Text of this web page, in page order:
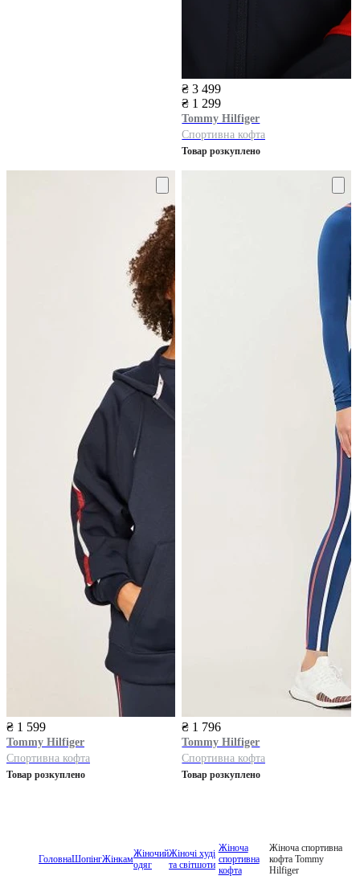
₴ 3 499
₴ 1 299
Tommy Hilfiger
Спортивна кофта
Товар розкуплено
₴ 1 599
Tommy Hilfiger
Спортивна кофта
Товар розкуплено
₴ 1 796
Tommy Hilfiger
Спортивна кофта
Товар розкуплено
ГоловнаШопінгЖінкамЖіночий
одяг
Жіночі худі
та світшоти
Жіноча
спортивна
кофта
Жіноча спортивна
кофта Tommy
Hilfiger